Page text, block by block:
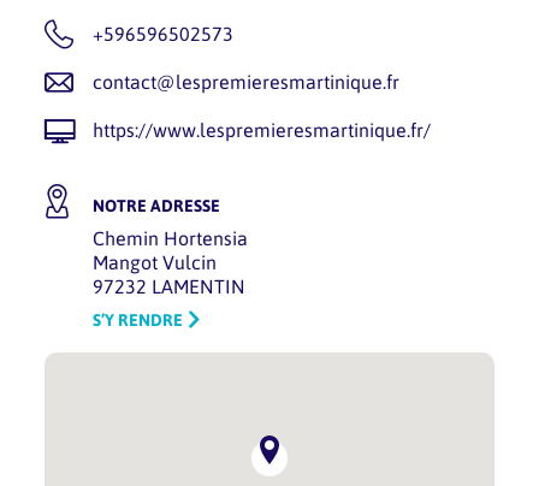
+596596502573
contact@lespremieresmartinique.fr
https://www.lespremieresmartinique.fr/
NOTRE ADRESSE
Chemin Hortensia
Mangot Vulcin
97232 LAMENTIN
S’Y RENDRE